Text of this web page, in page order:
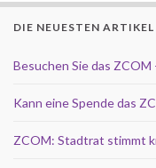
DIE NEUESTEN ARTIKEL
Besuchen Sie das
Kann eine Spende das
ZCOM: Stadtrat stimmt